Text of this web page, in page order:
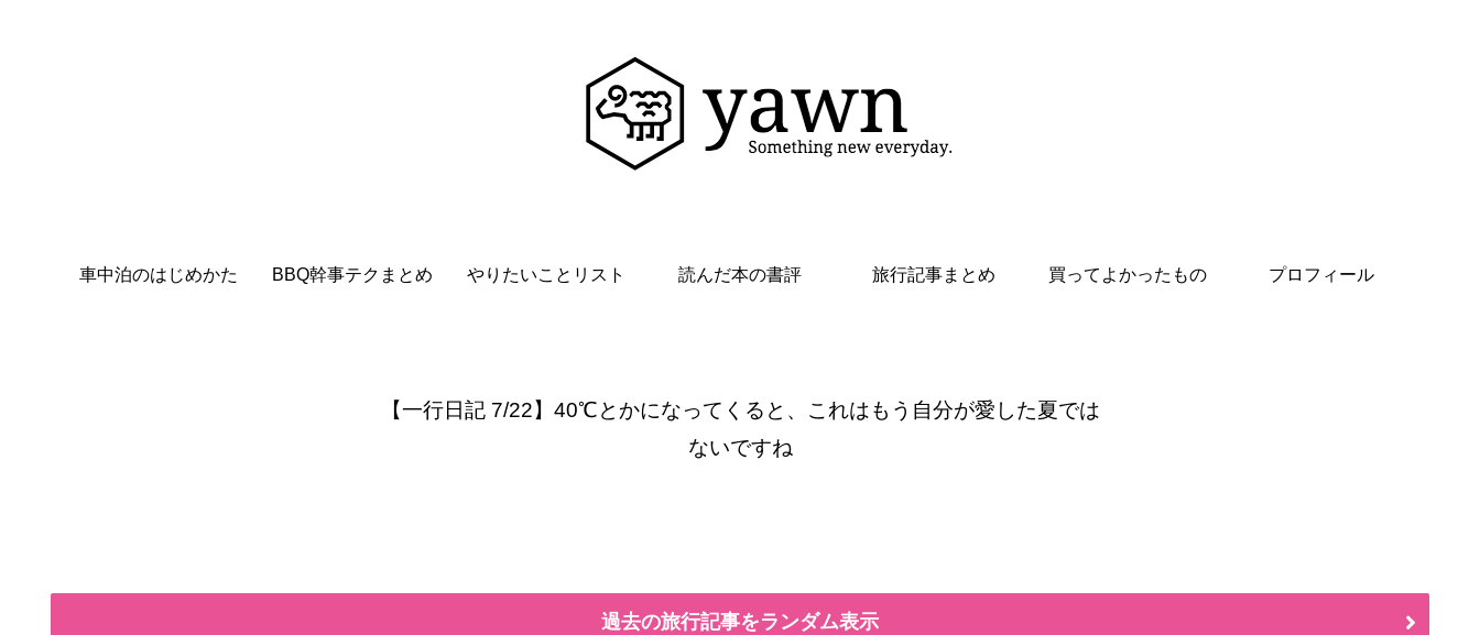
車中泊のはじめかた BBQ幹事テクまとめ やりたいことリスト 読んだ本の書評 旅行記事まとめ 買ってよかったもの プロフィール
【一行日記 7/22】40℃とかになってくると、これはもう自分が愛した夏では
ないですね
過去の旅行記事をランダム表示